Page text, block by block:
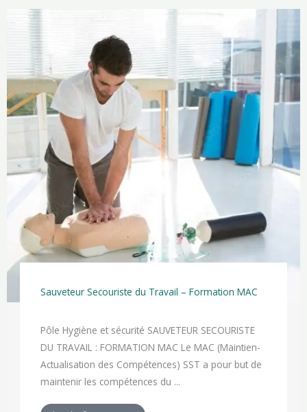
Sauveteur Secouriste du Travail – Formation MAC
Pôle Hygiène et sécurité SAUVETEUR SECOURISTE
DU TRAVAIL : FORMATION MAC Le MAC (Maintien-
Actualisation des Compétences) SST a pour but de
maintenir les compétences du ...